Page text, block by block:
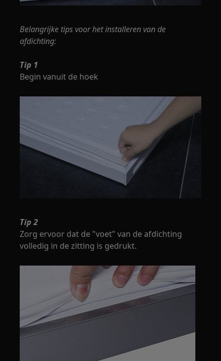
Belangrijke tips voor het installeren van de
afdichting:
Tip 1
Begin vanuit de hoek
Tip 2
Zorg ervoor dat de "voet" van de afdichting
volledig in de zitting is gedrukt.